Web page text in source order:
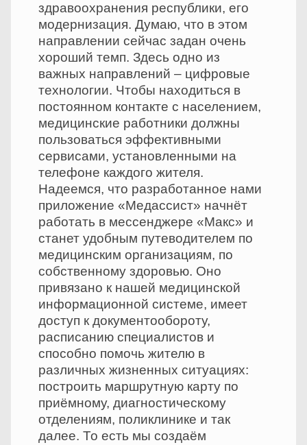
здравоохранения республики, его
модернизация. Думаю, что в этом
направлении сейчас задан очень
хороший темп. Здесь одно из
важных направлений – цифровые
технологии. Чтобы находиться в
постоянном контакте с населением,
медицинские работники должны
пользоваться эффективными
сервисами, установленными на
телефоне каждого жителя.
Надеемся, что разработанное нами
приложение «Медассист» начнёт
работать в мессенджере «Макс» и
станет удобным путеводителем по
медицинским организациям, по
собственному здоровью. Оно
привязано к нашей медицинской
информационной системе, имеет
доступ к документообороту,
расписанию специалистов и
способно помочь жителю в
различных жизненных ситуациях:
построить маршрутную карту по
приёмному, диагностическому
отделениям, поликлинике и так
далее. То есть мы создаём